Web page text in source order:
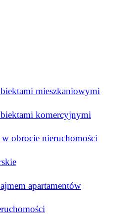
mieszkaniowymi
komercyjnymi
obrocie nieruchomości
apartamentów